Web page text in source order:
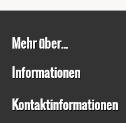
Mehr über...
Informationen
Kontaktinformationen